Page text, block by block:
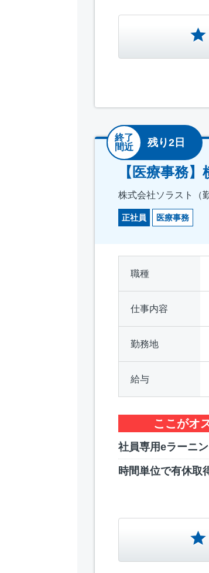
終了
間近
残り2日
【医療事務
株式会社ソラスト（
正社員 医療事務
職種
仕事内容
勤務地
給与
ここがオ
社員専用eラーニ
時間単位で有休取